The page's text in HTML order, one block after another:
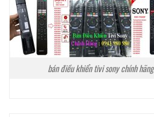
bán điều khiển tivi sony chính hãng